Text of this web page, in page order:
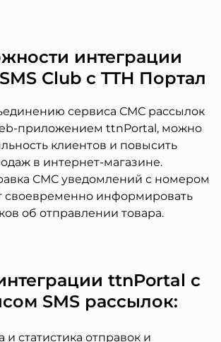
интеграции
Club с TTH Портал
сервиса СМС рассылок
приложением ttnPortal, можно
клиентов и повысить
в интернет-магазине.
СМС уведомлений с номером
своевременно информировать
об отправлении товара.
ttnPortal с
SMS рассылок:
и статистика отправок и